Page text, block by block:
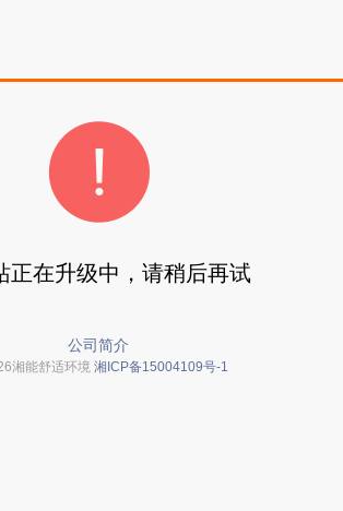
正在升级中，请稍后再试
公司简介
湘能舒适环境 湘ICP备15004109号-1